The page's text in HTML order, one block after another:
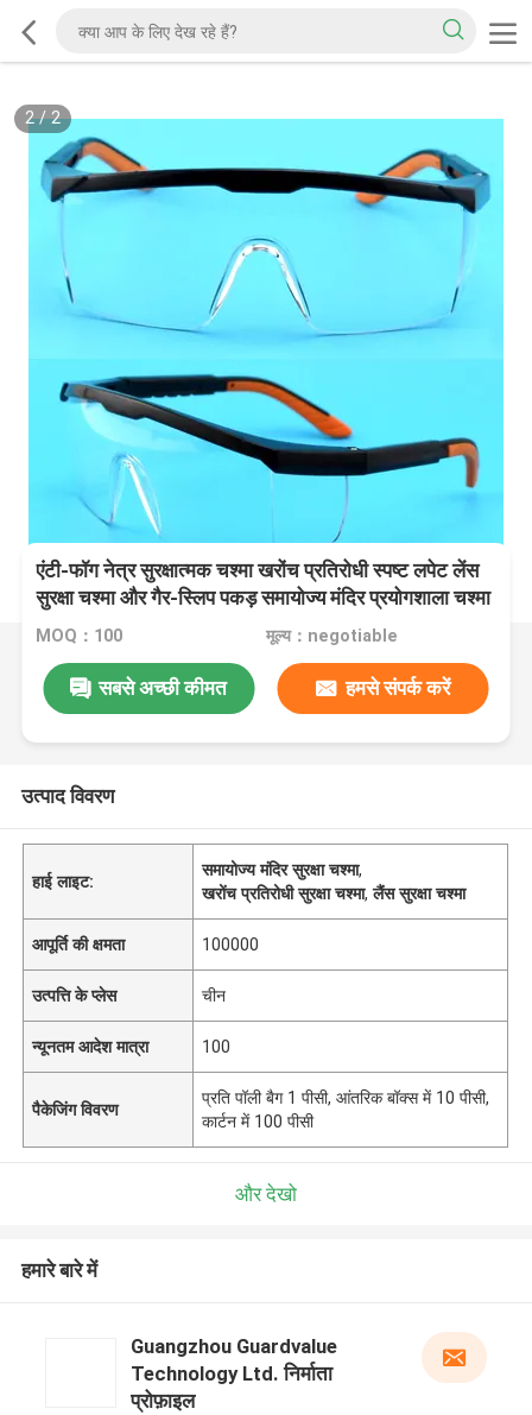
2/2
एंटी-फॉग नेत्र सुरक्षात्मक चश्मा खरोंच प्रतिरोधी स्पष्ट लपेट लेंस
सुरक्षा चश्मा और गैर-स्लिप पकड़ समायोज्य मंदिर प्रयोगशाला चश्मा
MOQ：100 मूल्य：negotiable
सबसे अच्छी कीमत हमसे संपर्क करें
उत्पाद विवरण
हाई लाइट:
समायोज्य मंदिर सुरक्षा चश्मा,
खरोंच प्रतिरोधी सुरक्षा चश्मा,लैंस सुरक्षा चश्मा
आपूर्ति की क्षमता 100000
उत्पत्ति के प्लेस चीन
न्यूनतम आदेश मात्रा 100
पैकेजिंग विवरण
प्रति पॉली बैग 1 पीसी, आंतरिक बॉक्स में 10 पीसी,
कार्टन में 100 पीसी
और देखो
हमारे बारे में
Guangzhou Guardvalue
Technology Ltd. निर्माता
प्रोफ़ाइल